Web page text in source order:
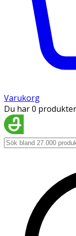
Varukorg
Du har 0